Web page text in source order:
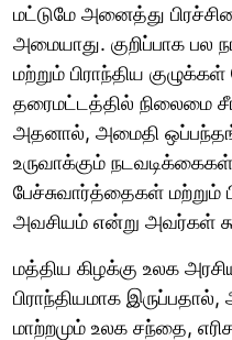
மட்டுமே அனைத்து
அமையாது. குறிப்பாக பல
மற்றும் பிராந்திய
தரைமட்டத்தில் நிலைமை
அதனால், அமைதி
உருவாக்கும்
பேச்சுவார்த்தைகள் மற்றும்
அவசியம் என்று அவர்கள்
மத்திய கிழக்கு உலக
பிராந்தியமாக
மாற்றமும் உலக சந்தை,